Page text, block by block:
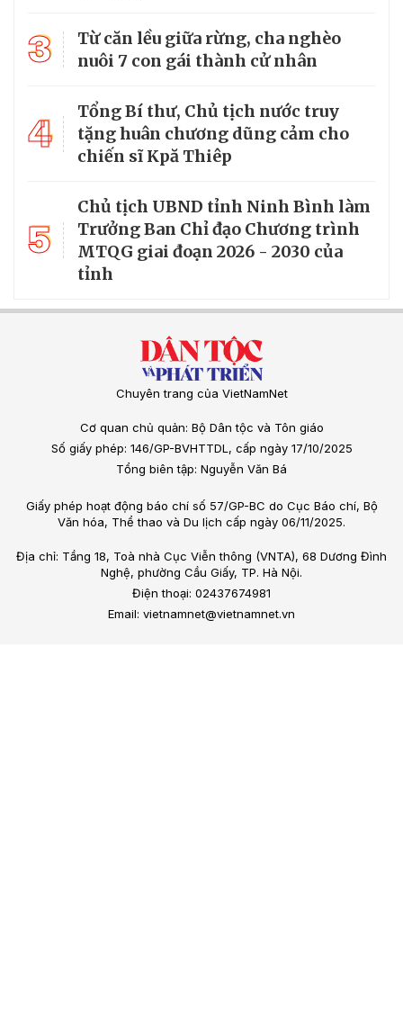
3
Từ căn lều giữa rừng, cha nghèo
nuôi 7 con gái thành cử nhân
4
Tổng Bí thư, Chủ tịch nước truy
tặng huân chương dũng cảm cho
chiến sĩ Kpă Thiêp
5
Chủ tịch UBND tỉnh Ninh Bình làm
Trưởng Ban Chỉ đạo Chương trình
MTQG giai đoạn 2026 - 2030 của
tỉnh
Chuyên trang của VietNamNet
Cơ quan chủ quản: Bộ Dân tộc và Tôn giáo
Số giấy phép: 146/GP-BVHTTDL, cấp ngày 17/10/2025
Tổng biên tập: Nguyễn Văn Bá
Giấy phép hoạt động báo chí số 57/GP-BC do Cục Báo chí, Bộ
Văn hóa, Thể thao và Du lịch cấp ngày 06/11/2025.
Địa chỉ: Tầng 18, Toà nhà Cục Viễn thông (VNTA), 68 Dương Đình
Nghệ, phường Cầu Giấy, TP. Hà Nội.
Điện thoại: 02437674981
Email: vietnamnet@vietnamnet.vn